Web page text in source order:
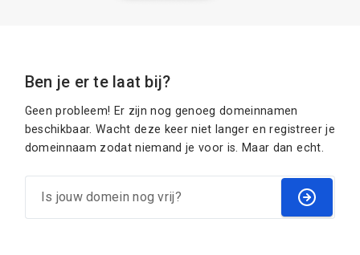
Ben je er te laat bij?
Geen probleem! Er zijn nog genoeg domeinnamen
beschikbaar. Wacht deze keer niet langer en registreer je
domeinnaam zodat niemand je voor is. Maar dan echt.